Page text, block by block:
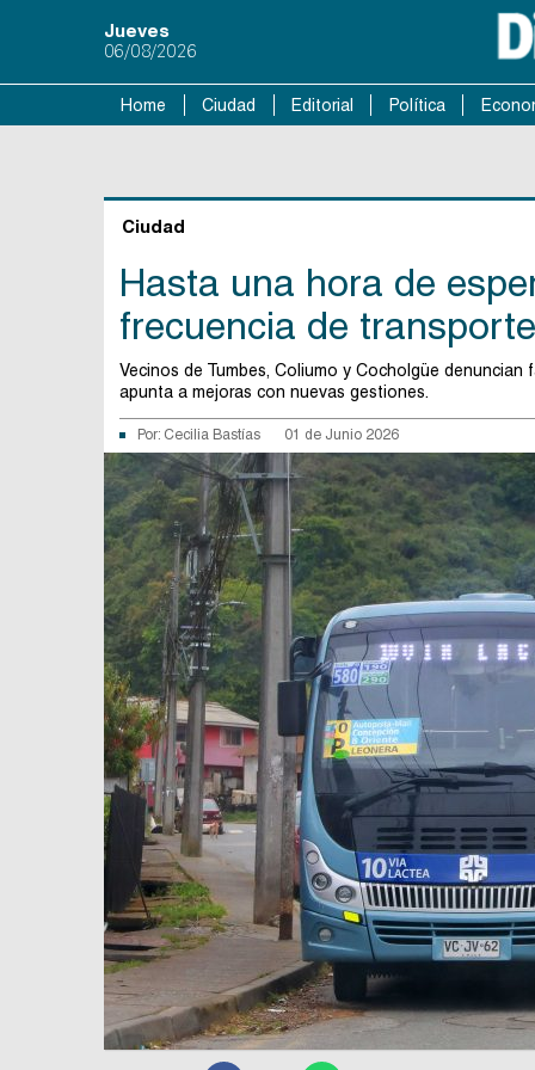
Jueves
06/08/2026
Home Ciudad Editorial Política
Ciudad
Hasta una hora de
frecuencia de
Vecinos de Tumbes, Coliumo y Cocholgüe
apunta a mejoras con nuevas gestiones.
Por: Cecilia Bastías 01 de Junio 2026